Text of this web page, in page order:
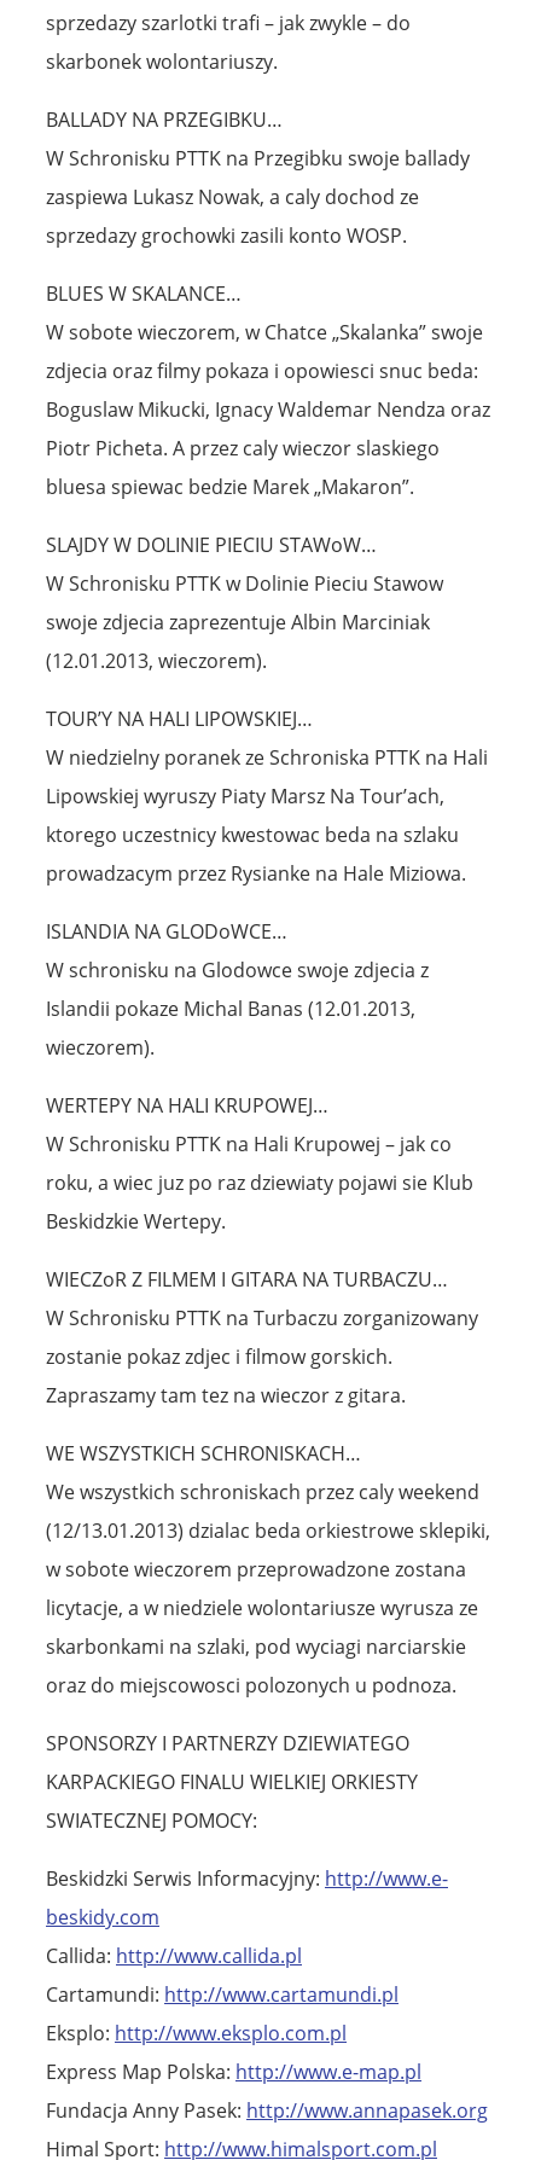
sprzedazy szarlotki trafi – jak zwykle – do
skarbonek wolontariuszy.
BALLADY NA PRZEGIBKU…
W Schronisku PTTK na Przegibku swoje ballady
zaspiewa Lukasz Nowak, a caly dochod ze
sprzedazy grochowki zasili konto WOSP.
BLUES W SKALANCE…
W sobote wieczorem, w Chatce „Skalanka” swoje
zdjecia oraz filmy pokaza i opowiesci snuc beda:
Boguslaw Mikucki, Ignacy Waldemar Nendza oraz
Piotr Picheta. A przez caly wieczor slaskiego
bluesa spiewac bedzie Marek „Makaron”.
SLAJDY W DOLINIE PIECIU STAWoW…
W Schronisku PTTK w Dolinie Pieciu Stawow
swoje zdjecia zaprezentuje Albin Marciniak
(12.01.2013, wieczorem).
TOUR’Y NA HALI LIPOWSKIEJ…
W niedzielny poranek ze Schroniska PTTK na Hali
Lipowskiej wyruszy Piaty Marsz Na Tour’ach,
ktorego uczestnicy kwestowac beda na szlaku
prowadzacym przez Rysianke na Hale Miziowa.
ISLANDIA NA GLODoWCE…
W schronisku na Glodowce swoje zdjecia z
Islandii pokaze Michal Banas (12.01.2013,
wieczorem).
WERTEPY NA HALI KRUPOWEJ…
W Schronisku PTTK na Hali Krupowej – jak co
roku, a wiec juz po raz dziewiaty pojawi sie Klub
Beskidzkie Wertepy.
WIECZoR Z FILMEM I GITARA NA TURBACZU…
W Schronisku PTTK na Turbaczu zorganizowany
zostanie pokaz zdjec i filmow gorskich.
Zapraszamy tam tez na wieczor z gitara.
WE WSZYSTKICH SCHRONISKACH…
We wszystkich schroniskach przez caly weekend
(12/13.01.2013) dzialac beda orkiestrowe sklepiki,
w sobote wieczorem przeprowadzone zostana
licytacje, a w niedziele wolontariusze wyrusza ze
skarbonkami na szlaki, pod wyciagi narciarskie
oraz do miejscowosci polozonych u podnoza.
SPONSORZY I PARTNERZY DZIEWIATEGO
KARPACKIEGO FINALU WIELKIEJ ORKIESTY
SWIATECZNEJ POMOCY:
Beskidzki Serwis Informacyjny: http://www.e-
beskidy.com
Callida: http://www.callida.pl
Cartamundi: http://www.cartamundi.pl
Eksplo: http://www.eksplo.com.pl
Express Map Polska: http://www.e-map.pl
Fundacja Anny Pasek: http://www.annapasek.org
Himal Sport: http://www.himalsport.com.pl